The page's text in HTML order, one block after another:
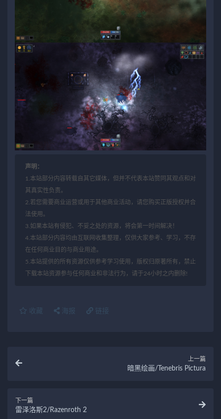
声明：
1.本站部分内容转载自其它媒体，但并不代表本站赞同其观点和对
其真实性负责。
2.若您需要商业运营或用于其他商业活动，请您购买正版授权并合
法使用。
3.如果本站有侵犯、不妥之处的资源，将会第一时间解决！
4.本站部分内容均由互联网收集整理，仅供大家参考、学习，不存
在任何商业目的与商业用途。
5.本站提供的所有资源仅供参考学习使用，版权归原著所有，禁止
下载本站资源参与任何商业和非法行为，请于24小时之内删除!
收藏 海报 链接
上一篇
暗黑绘画/Tenebris Pictura
下一篇
雷泽洛斯2/Razenroth 2